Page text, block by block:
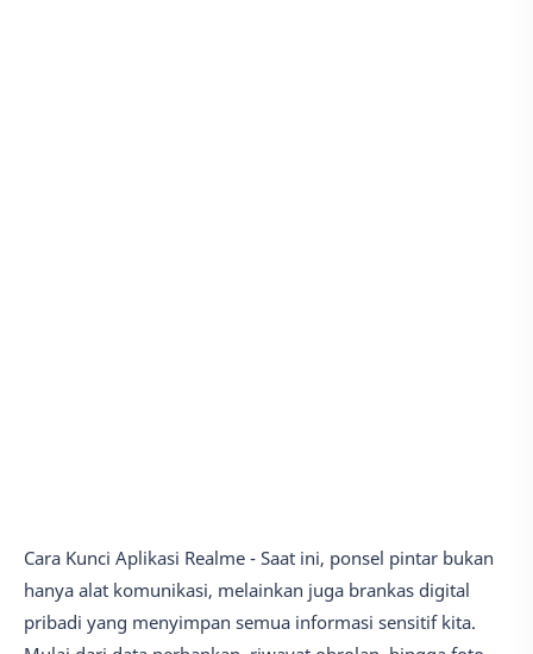
Cara Kunci Aplikasi Realme - Saat ini, ponsel pintar bukan
hanya alat komunikasi, melainkan juga brankas digital
pribadi yang menyimpan semua informasi sensitif kita.